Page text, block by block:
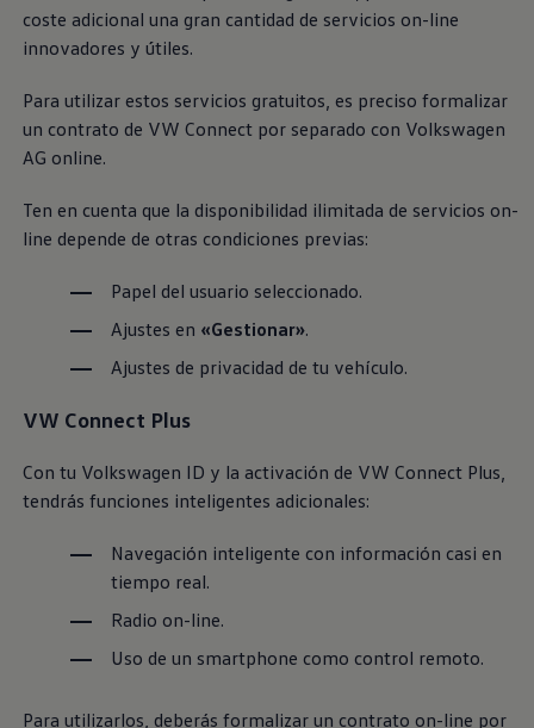
Servicio técnico para eléctricos
Asistencia y garantía
Asistencia en carretera
Ventajas para profesionales
Vehículo de sustitución
Recogida y entrega del vehículo
ServicePlus
Ofertas posventa
Servicio técnico para eléctricos
Comunicados
Reciclaje de vehículos
Alquiler con Rent-a-Car
Accesorios Originales
Comunidad The Originals
Historias Originales
La historia de las furgos Volkswagen
Consigue tu placa The Originals
Camper Tour
coste adicional una gran cantidad de servicios on-line
innovadores y útiles.
Para utilizar estos servicios gratuitos, es preciso formalizar
un contrato de VW Connect por separado con Volkswagen
AG online.
Ten en cuenta que la disponibilidad ilimitada de servicios on-
line depende de otras condiciones previas:
Papel del usuario seleccionado.
Ajustes en «Gestionar».
Ajustes de privacidad de tu vehículo.
VW Connect Plus
Con tu Volkswagen ID y la activación de VW Connect Plus,
tendrás funciones inteligentes adicionales:
Navegación inteligente con información casi en
tiempo real.
Radio on-line.
Uso de un smartphone como control remoto.
Para utilizarlos, deberás formalizar un contrato on-line por